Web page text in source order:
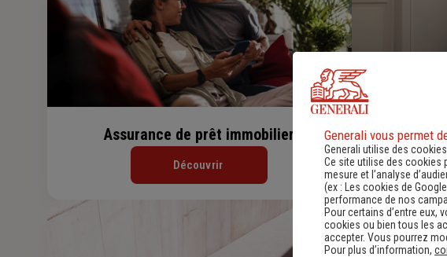
Assurance de prêt immobilier
Découvrir
Generali vous permet
Generali utilise des
Ce site utilise des cookies
mesure et l’analyse
(ex :
Les cookies de
performance de nos
Pour certains d’entre
cookies ou bien tous les
accepter. Vous pourrez
Pour plus d’information,